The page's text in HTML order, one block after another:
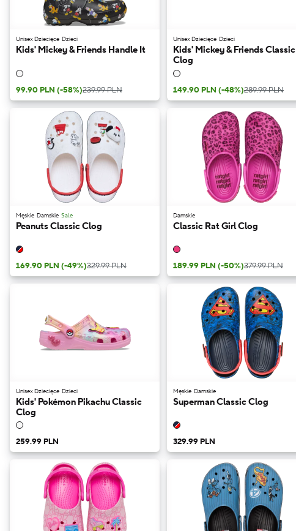
Unisex Dziecięce Dzieci
Kids' Mickey & Friends Handle It
99.90 PLN (-58%)239.99 PLN
Unisex Dziecięce Dzieci
Kids' Mickey & Friends Classic
Clog
149.90 PLN (-48%)289.99 PLN
Męskie Damskie Sale
Peanuts Classic Clog
169.90 PLN (-49%)329.99 PLN
Damskie
Classic Rat Girl Clog
189.99 PLN (-50%)379.99 PLN
Unisex Dziecięce Dzieci
Kids' Pokémon Pikachu Classic
Clog
259.99 PLN
Męskie Damskie
Superman Classic Clog
329.99 PLN